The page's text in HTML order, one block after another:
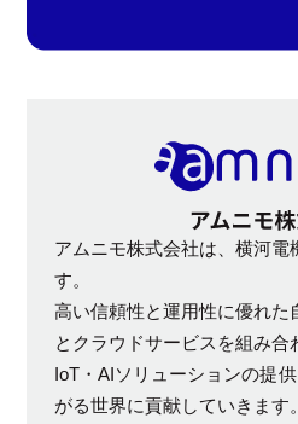
アムニモ株式会社は、横河電
す。
高い信頼性と運用性に優れた
とクラウドサービスを組み合
IoT・AIソリューションの提
がる世界に貢献していきます